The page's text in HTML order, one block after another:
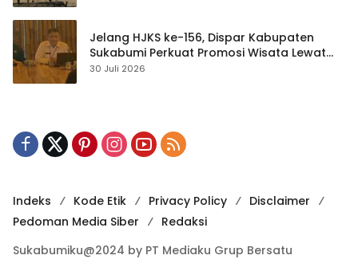
Jelang HJKS ke-156, Dispar Kabupaten
Sukabumi Perkuat Promosi Wisata Lewat
Publikasi Digital
30 Juli 2026
Indeks Kode Etik Privacy Policy
Disclaimer
Pedoman Media Siber
Redaksi
Sukabumiku@2024 by PT Mediaku Grup Bersatu